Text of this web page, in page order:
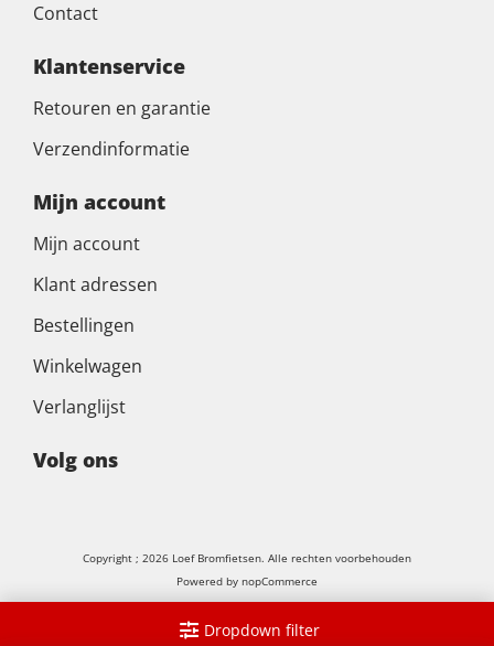
Dropdown filter
Contact
Klantenservice
Retouren en garantie
Verzendinformatie
Mijn account
Mijn account
Klant adressen
Bestellingen
Winkelwagen
Verlanglijst
Volg ons
Copyright ; 2026 Loef Bromfietsen. Alle rechten voorbehouden
Powered by nopCommerce